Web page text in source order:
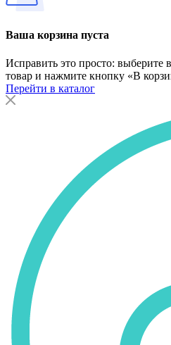
Ваша корзина пуста
Исправить это просто: выберите
товар и нажмите кнопку «В
Перейти в каталог